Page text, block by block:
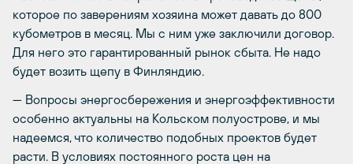
которое по заверениям хозяина может давать до 800
кубометров в месяц. Мы с ним уже заключили договор.
Для него это гарантированный рынок сбыта. Не надо
будет возить щепу в Финляндию.
— Вопросы энергосбережения и энергоэффективности
особенно актуальны на Кольском полуострове, и мы
надеемся, что количество подобных проектов будет
расти. В условиях постоянного роста цен на